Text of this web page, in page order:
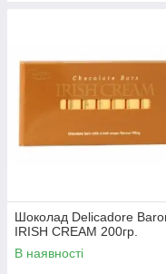
Шоколад Delicadore
IRISH CREAM 200гр.
В наявності